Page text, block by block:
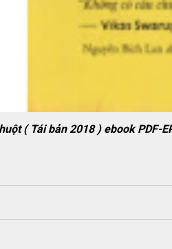
( Tái bản 2018 ) ebook PDF-